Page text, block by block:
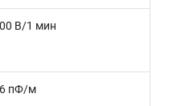
В/1 мин
пФ/м